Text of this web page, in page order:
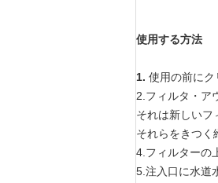
使用する方法
1. 使用の前にク
2.フィルタ・ア
それは新しいフ
それらをきつく
4.フィルターの
5.注入口に水道